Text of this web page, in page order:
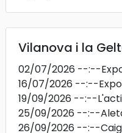
Vilanova i la
02/07/2026 --:--
16/07/2026 --:--
19/09/2026 --:--
25/09/2026 --:--
26/09/2026 --:--